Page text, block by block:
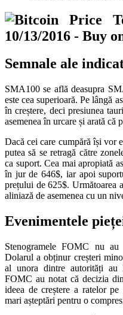
Semnale ale
SMA100 se află deasupra
este cea superioară. Pe lângă
în creștere, deci presiunea
asemenea în urcare și arată că
Dacă cei care cumpără își vor
putea să se retragă către
ca suport. Cea mai apropiată
în jur de 646$, iar apoi
prețului de 625$. Următoarea
aliniază de asemenea cu un
Evenimentele
Stenogramele FOMC nu
Dolarul a obținur creșteri
al unora dintre autorități au
FOMC au notat că decizia
ideea de creștere a ratelor
mari așteptări pentru o